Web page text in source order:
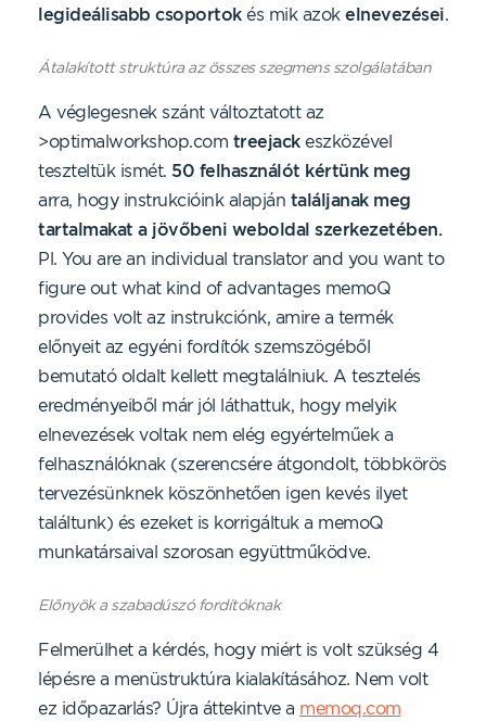
legideálisabb csoportokés mik azok elnevezései.
Átalakított struktúra az összes szegmens szolgálatában
A véglegesnek szánt változtatott az
>optimalworkshop.com treejackeszközével
teszteltük ismét. 50 felhasználót kértünk meg
arra, hogy instrukcióink alapján találjanak meg
tartalmakat a jövőbeni weboldal szerkezetében.
Pl. You are an individual translator and you want to
figure out what kind of advantages memoQ
provides volt az instrukciónk, amire a termék
előnyeit az egyéni fordítók szemszögéből
bemutató oldalt kellett megtalálniuk. A tesztelés
eredményeiből már jól láthattuk, hogy melyik
elnevezések voltak nem elég egyértelműek a
felhasználóknak (szerencsére átgondolt, többkörös
tervezésünknek köszönhetően igen kevés ilyet
találtunk) és ezeket is korrigáltuk a memoQ
munkatársaival szorosan együttműködve.
Előnyök a szabadúszó fordítóknak
Felmerülhet a kérdés, hogy miért is volt szükség 4
lépésre a menüstruktúra kialakításához. Nem volt
ez időpazarlás? Újra áttekintve a memoq.com